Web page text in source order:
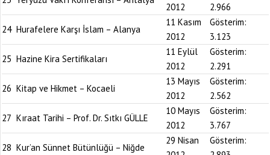
2012
2.966
24 Hurafelere Karşı İslam – Alanya
11 Kasım
2012
Gösterim:
3.123
25 Hazine Kira Sertifikaları
11 Eylül
2012
Gösterim:
2.291
26 Kitap ve Hikmet – Kocaeli
13 Mayıs
2012
Gösterim:
2.562
27 Kıraat Tarihi – Prof. Dr. Sıtkı GÜLLE
10 Mayıs
2012
Gösterim:
3.767
28 Kur’an Sünnet Bütünlüğü – Niğde
29 Nisan
Gösterim: